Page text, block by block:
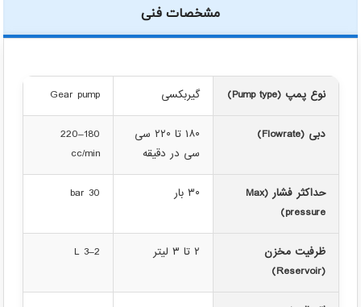
مشخصات فنی
نوع پمپ (Pump type) گیربکسی Gear pump
دبی (Flowrate)
۱۸۰ تا ۲۲۰ سی
سی در دقیقه
180–220
cc/min
حداکثر فشار (Max
pressure)
۳۰ بار 30 bar
ظرفیت مخزن
(Reservoir)
۲ تا ۳ لیتر 2–3 L